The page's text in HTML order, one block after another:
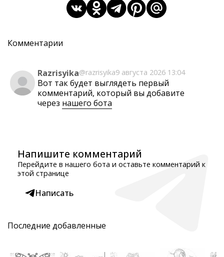
Комментарии
Razrisyika@razrisyika9 августа 2026 13:04
Вот так будет выглядеть первый
комментарий, который вы добавите
через нашего бота
Напишите комментарий
Перейдите в нашего бота и оставьте комментарий к
этой странице
Написать
Последние добавленные